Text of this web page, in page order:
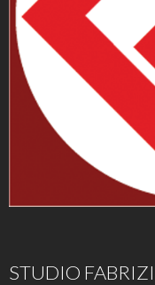
STUDIO